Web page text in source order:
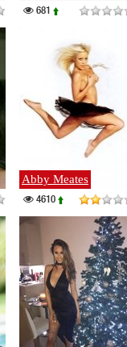
681
Abby Meates
4610